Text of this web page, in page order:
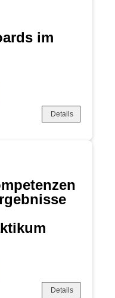
im
Details
Details